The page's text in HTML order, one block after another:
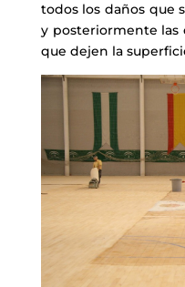
todos los daños que
y posteriormente las
que dejen la